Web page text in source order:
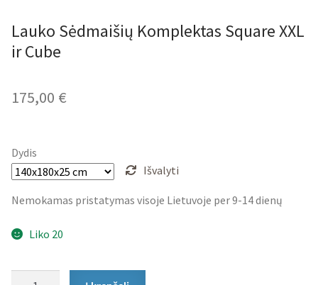
Lauko Sėdmaišių Komplektas Square XXL
ir Cube
175,00 €
Dydis
Išvalyti
Nemokamas pristatymas visoje Lietuvoje per 9-14 dienų
Liko 20